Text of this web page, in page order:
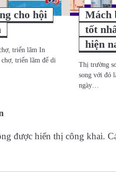
cho hội
triển lãm In
chợ, triển lãm để di
Mách
tốt
hiện
Thị trường
song với đó
ngày…
được hiển thị công khai.